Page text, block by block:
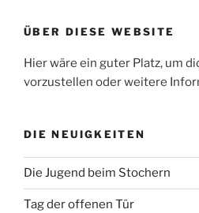
ÜBER DIESE WEBSITE
Hier wäre ein guter Platz, um
vorzustellen oder weitere
DIE NEUIGKEITEN
Die Jugend beim Stochern
Tag der offenen Tür